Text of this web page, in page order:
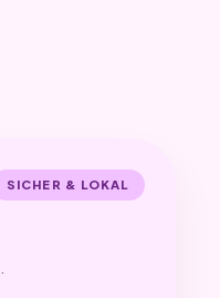
SICHER & LOKAL